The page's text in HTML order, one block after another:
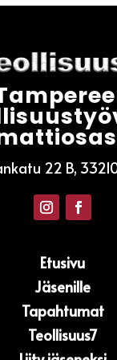
22 B,
Etusivu
Jäsenille
Tapahtumat
Teollisuus7